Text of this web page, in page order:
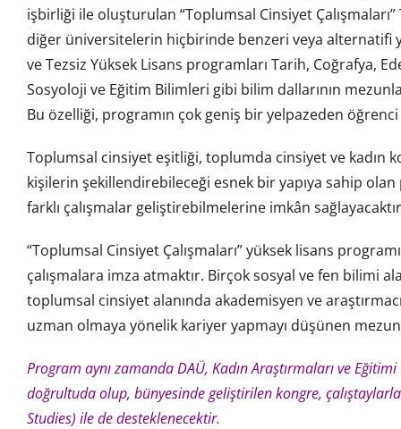
işbirliği ile oluşturulan “Toplumsal Cinsiyet
diğer üniversitelerin hiçbirinde benzeri veya alternatifi
ve Tezsiz Yüksek Lisans programları Tarih, Coğrafya,
Sosyoloji ve Eğitim Bilimleri gibi bilim dallarının
Bu özelliği, programın çok geniş bir yelpazeden
Toplumsal cinsiyet eşitliği, toplumda cinsiyet ve kadın
kişilerin şekillendirebileceği esnek bir yapıya sahip
farklı çalışmalar geliştirebilmelerine imkân
“Toplumsal Cinsiyet Çalışmaları” yüksek lisans
çalışmalara imza atmaktır. Birçok sosyal ve fen bilimi
toplumsal cinsiyet alanında akademisyen ve
uzman olmaya yönelik kariyer yapmayı düşünen
Program aynı zamanda DAÜ, Kadın Araştırmaları ve
doğrultuda olup, bünyesinde geliştirilen kongre,
Studies) ile de desteklenecektir.